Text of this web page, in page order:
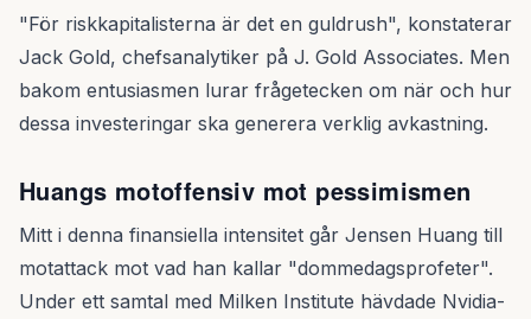
"För riskkapitalisterna är det en guldrush", konstaterar
Jack Gold, chefsanalytiker på J. Gold Associates. Men
bakom entusiasmen lurar frågetecken om när och hur
dessa investeringar ska generera verklig avkastning.
Huangs motoffensiv mot pessimismen
Mitt i denna finansiella intensitet går Jensen Huang till
motattack mot vad han kallar "dommedagsprofeter".
Under ett samtal med Milken Institute hävdade Nvidia-